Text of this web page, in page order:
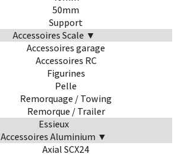
50mm
Support
Accessoires Scale ▼
Accessoires garage
Accessoires RC
Figurines
Pelle
Remorquage / Towing
Remorque / Trailer
Essieux
Accessoires Aluminium ▼
Axial SCX24